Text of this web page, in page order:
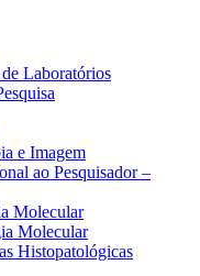
Laboratórios
e Imagem
ao Pesquisador –
Molecular
Molecular
Histopatológicas